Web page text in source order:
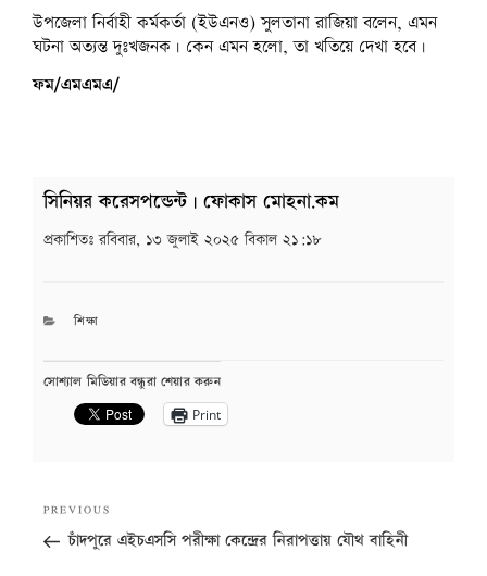
উপজেলা নির্বাহী কর্মকর্তা (ইউএনও) সুলতানা রাজিয়া বলেন, এমন
ঘটনা অত্যন্ত দুঃখজনক। কেন এমন হলো, তা খতিয়ে দেখা হবে।
ফম/এমএমএ/
সিনিয়র করেসপন্ডেন্ট | ফোকাস মোহনা.কম
প্রকাশিতঃরবিবার, ১৩ জুলাই ২০২৫ বিকাল ২১:১৮
CATEGORIES
শিক্ষা
সোশ্যাল মিডিয়ার বন্ধুরা শেয়ার করুন
Print
navigation
Previous
Post
PREVIOUS
চাঁদপুরে এইচএসসি পরীক্ষা কেন্দ্রের নিরাপত্তায় যৌথ বাহিনী